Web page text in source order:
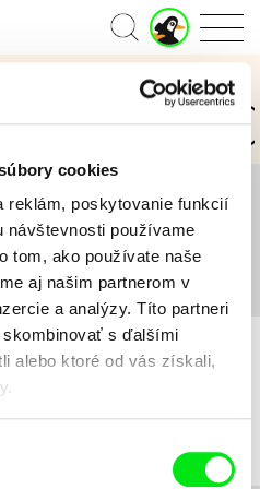
cookies
reklám, poskytovanie funkcií
návštevnosti používame
tom, ako používate naše
aj našim partnerom v
a analýzy. Títo partneri
s ďalšími
alebo ktoré od vás získali,
J
u
n
i
o
r
rokov 12 a viac rokov
E F G H I J
K
R S T U V W